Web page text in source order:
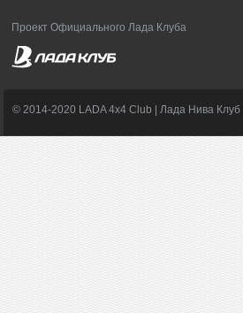
Проект Официального Лада Клуба
© 2014-2020 LADA 4x4 Club | Лада Нива Клуб |